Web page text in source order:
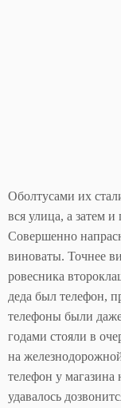
Оболтусами их
вся улица, а затем
Совершенно
виноваты. Точнее
ровесника
деда был телефон,
телефоны были
годами стояли в
на
телефон у магазина
удавалось